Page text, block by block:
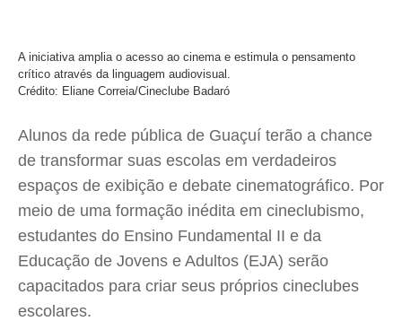
A iniciativa amplia o acesso ao cinema e estimula o pensamento
crítico através da linguagem audiovisual.
Crédito: Eliane Correia/Cineclube Badaró
Alunos da rede pública de Guaçuí terão a chance
de transformar suas escolas em verdadeiros
espaços de exibição e debate cinematográfico. Por
meio de uma formação inédita em cineclubismo,
estudantes do Ensino Fundamental II e da
Educação de Jovens e Adultos (EJA) serão
capacitados para criar seus próprios cineclubes
escolares.